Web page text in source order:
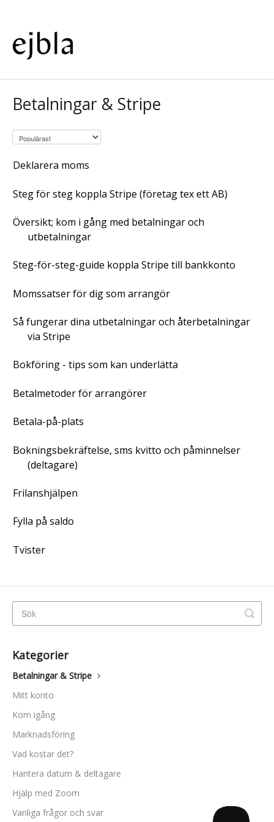
Betalningar & Stripe
Deklarera moms
Steg för steg koppla Stripe (företag tex ett AB)
Översikt; kom i gång med betalningar och
utbetalningar
Steg-för-steg-guide koppla Stripe till bankkonto
Momssatser för dig som arrangör
Så fungerar dina utbetalningar och återbetalningar
via Stripe
Bokföring - tips som kan underlätta
Betalmetoder för arrangörer
Betala-på-plats
Bokningsbekräftelse, sms kvitto och påminnelser
(deltagare)
Frilanshjälpen
Fylla på saldo
Tvister
Kategorier
Betalningar & Stripe
Mitt konto
Kom igång
Marknadsföring
Vad kostar det?
Hantera datum & deltagare
Hjälp med Zoom
Vanliga frågor och svar